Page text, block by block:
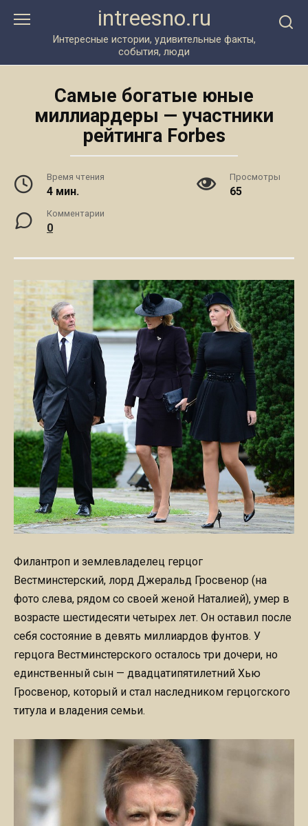
intreesno.ru
Интересные истории, удивительные факты,
события, люди
Самые богатые юные
миллиардеры — участники
рейтинга Forbes
Время чтения
4 мин.
Просмотры
65
Комментарии
0
Филантроп и землевладелец герцог
Вестминстерский, лорд Джеральд Гросвенор (на
фото слева, рядом со своей женой Наталией), умер в
возрасте шестидесяти четырех лет. Он оставил после
себя состояние в девять миллиардов фунтов. У
герцога Вестминстерского осталось три дочери, но
единственный сын — двадцатипятилетний Хью
Гросвенор, который и стал наследником герцогского
титула и владения семьи.